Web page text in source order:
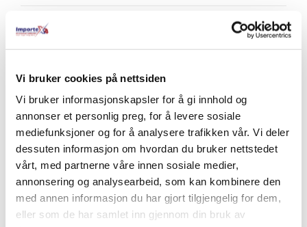
Vi bruker cookies på nettsiden
Vi bruker informasjonskapsler for å gi innhold og
annonser et personlig preg, for å levere sosiale
mediefunksjoner og for å analysere trafikken vår. Vi deler
dessuten informasjon om hvordan du bruker nettstedet
vårt, med partnerne våre innen sosiale medier,
annonsering og analysearbeid, som kan kombinere den
med annen informasjon du har gjort tilgjengelig for dem,
eller som de har samlet inn gjennom din bruk av
Tweet This Product
Pin This Product
Relaterte produkter